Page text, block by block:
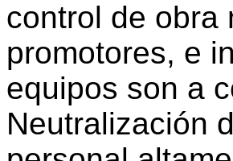
control de obra
promotores, e
equipos son a
Neutralización